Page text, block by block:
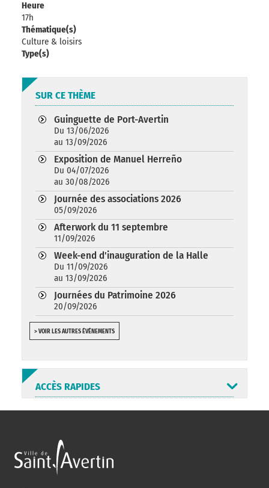
Heure
17h
Thématique(s)
Culture & loisirs
Type(s)
SUR CE THÈME
Guinguette de Port-Avertin
Du 13/06/2026
au 13/09/2026
Exposition de Manuel Herreño
Du 04/07/2026
au 30/08/2026
Journée des associations 2026
05/09/2026
Afterwork du 11 septembre
11/09/2026
Week-end d'inauguration de la Halle
Du 11/09/2026
au 13/09/2026
Journées du Patrimoine 2026
20/09/2026
> VOIR LES AUTRES ÉVÉNEMENTS
ACCÈS RAPIDES
ANNUAIRE
HORAIRES